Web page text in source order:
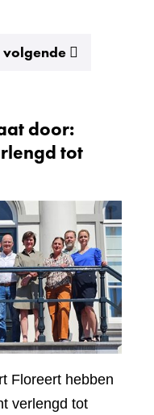
volgenderesultaten
door:
tot
Floreert hebben
verlengd tot